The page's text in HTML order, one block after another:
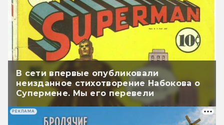
В сети впервые опубликовали
неизданное стихотворение Набокова о
Супермене. Мы его перевели
РЕКЛАМА